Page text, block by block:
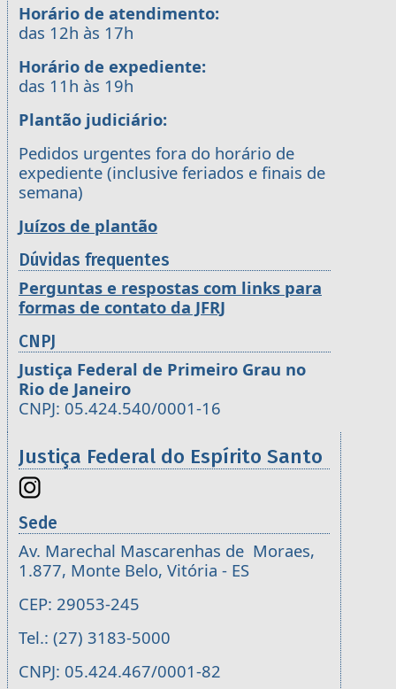
Horário de atendimento:
das 12h às 17h
Horário de expediente:
das 11h às 19h
Plantão judiciário:
Pedidos urgentes fora do horário de
expediente (inclusive feriados e finais de
semana)
Juízos de plantão
Dúvidas frequentes
Perguntas e respostas com links para
formas de contato da JFRJ
CNPJ
Justiça Federal de Primeiro Grau no
Rio de Janeiro
CNPJ: 05.424.540/0001-16
Justiça Federal do Espírito Santo
Sede
Av. Marechal Mascarenhas de Moraes,
1.877, Monte Belo, Vitória - ES
CEP: 29053-245
Tel.: (27) 3183-5000
CNPJ: 05.424.467/0001-82